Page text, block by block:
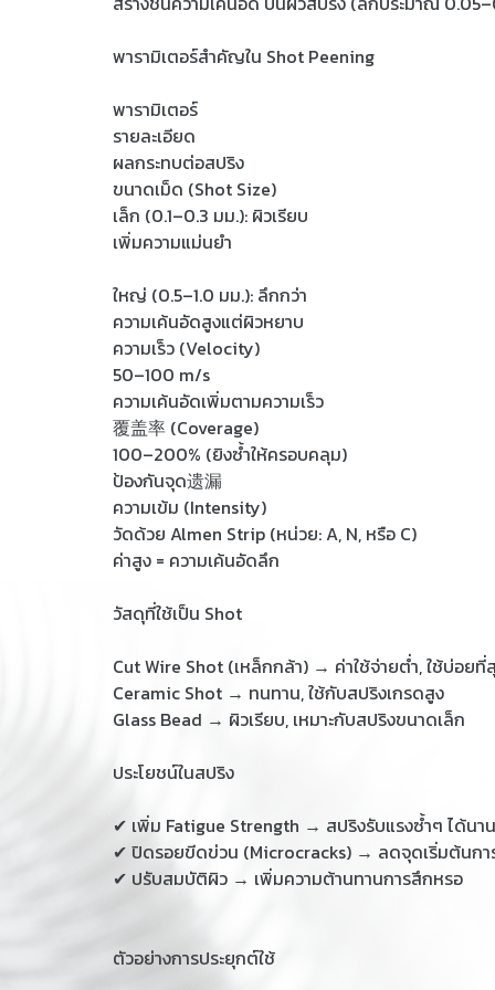
พารามิเตอร์สำคัญใน Shot Peening
พารามิเตอร์
รายละเอียด
ผลกระทบต่อสปริง
ขนาดเม็ด (Shot Size)
เล็ก (0.1–0.3 มม.): ผิวเรียบ
เพิ่มความแม่นยำ
ใหญ่ (0.5–1.0 มม.): ลึกกว่า
ความเค้นอัดสูงแต่ผิวหยาบ
ความเร็ว (Velocity)
50–100 m/s
ความเค้นอัดเพิ่มตามความเร็ว
覆盖率 (Coverage)
100–200% (ยิงซ้ำให้ครอบคลุม)
ป้องกันจุด遗漏
ความเข้ม (Intensity)
วัดด้วย Almen Strip (หน่วย: A, N, หรือ C)
ค่าสูง = ความเค้นอัดลึก
วัสดุที่ใช้เป็น Shot
Cut Wire Shot (เหล็กกล้า) → ค่าใช้จ่ายต่ำ, ใช้บ่อยที่
Ceramic Shot → ทนทาน, ใช้กับสปริงเกรดสูง
Glass Bead → ผิวเรียบ, เหมาะกับสปริงขนาดเล็ก
ประโยชน์ในสปริง
✔ เพิ่ม Fatigue Strength → สปริงรับแรงซ้ำๆ ได้นา
✔ ปิดรอยขีดข่วน (Microcracks) → ลดจุดเริ่มต้นกา
✔ ปรับสมบัติผิว → เพิ่มความต้านทานการสึกหรอ
ตัวอย่างการประยุกต์ใช้